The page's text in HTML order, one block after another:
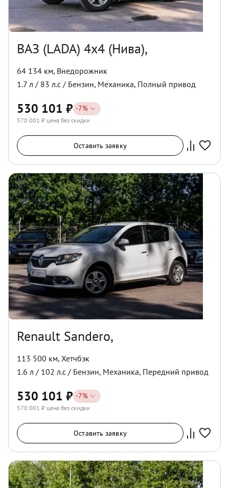
ВАЗ (LADA) 4x4 (Нива),
64 134 км, Внедорожник
1.7 л / 83 л.с / Бензин, Механика, Полный привод
530 101 ₽ -7%
570 001 ₽ цена без скидки
Оставить заявку
Renault Sandero,
113 500 км, Хетчбэк
1.6 л / 102 л.с / Бензин, Механика, Передний привод
530 101 ₽ -7%
570 001 ₽ цена без скидки
Оставить заявку